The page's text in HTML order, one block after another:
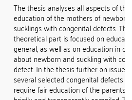
The thesis analyses all aspects of the
education of the mothers of
sucklings with congenital defects. The
theoretical part is focused on
general, as well as on education in
about newborn and suckling with
defect. In the thesis further on issues
several selected congenital defects
require fair education of the parents